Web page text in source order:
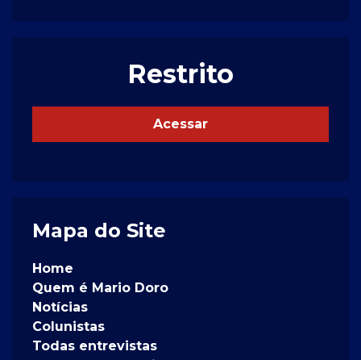
Restrito
Acessar
Mapa do Site
Home
Quem é Mario Doro
Notícias
Colunistas
Todas entrevistas